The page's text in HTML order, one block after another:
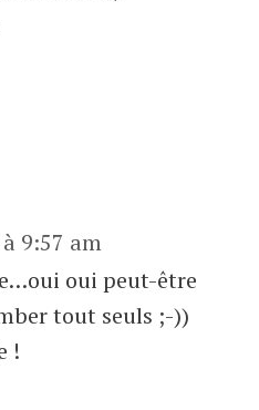
9:57 am
oui peut-être
tout seuls ;-))
!